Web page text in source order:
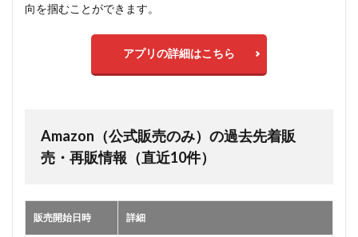
向を掴むことができます。
アプリの詳細はこちら
Amazon（公式販売のみ）の過去先着販
売・再販情報（直近10件）
販売開始日時 詳細